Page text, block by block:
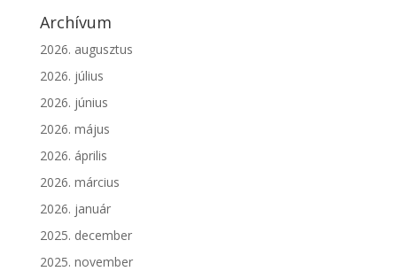
Archívum
2026. augusztus
2026. július
2026. június
2026. május
2026. április
2026. március
2026. január
2025. december
2025. november